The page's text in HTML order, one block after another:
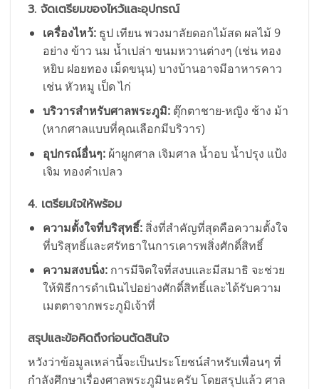
3. จัดเตรียมของไหว้และอุปกรณ์
เครื่องไหว้:ธูป เทียน พวงมาลัยดอกไม้สด ผลไม้ 9
อย่าง ข้าว นม น้ำเปล่า ขนมหวานต่างๆ (เช่น ทอง
หยิบ ฝอยทอง เม็ดขนุน) บางบ้านอาจมีอาหารคาว
เช่น หัวหมู เป็ด ไก่
บริวารสำหรับศาลพระภูมิ:ตุ๊กตาชาย-หญิง ช้าง ม้า
(หากศาลแบบที่คุณเลือกมีบริวาร)
อุปกรณ์อื่นๆ:ผ้าผูกศาล เจิมศาล น้ำอบ น้ำปรุง แป้ง
เจิม ทองคำเปลว
4. เตรียมใจให้พร้อม
ความตั้งใจที่บริสุทธิ์:สิ่งที่สำคัญที่สุดคือความตั้งใจ
ที่บริสุทธิ์และศรัทธาในการเคารพสิ่งศักดิ์สิทธิ์
ความสงบนิ่ง:การมีจิตใจที่สงบและมีสมาธิ จะช่วย
ให้พิธีการดำเนินไปอย่างศักดิ์สิทธิ์และได้รับความ
เมตตาจากพระภูมิเจ้าที่
สรุปและข้อคิดถึงก่อนตัดสินใจ
หวังว่าข้อมูลเหล่านี้จะเป็นประโยชน์สำหรับเพื่อนๆ ที่
กำลังศึกษาเรื่องศาลพระภูมินะครับ โดยสรุปแล้ว ศาล